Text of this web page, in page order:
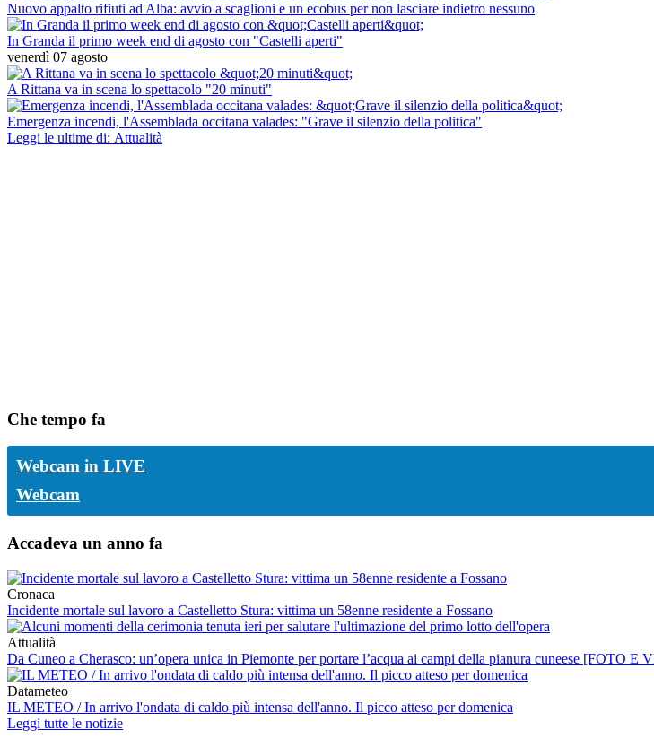
Nuovo appalto rifiuti ad Alba: avvio a scaglioni e un ecobus per non lasciare indietro nessuno
In Granda il primo week end di agosto con "Castelli aperti"
venerdì 07 agosto
A Rittana va in scena lo spettacolo "20 minuti"
Emergenza incendi, l'Assemblada occitana valades: "Grave il silenzio della politica"
Leggi le ultime di: Attualità
Che tempo fa
Webcam in LIVE
Webcam
Accadeva un anno fa
Cronaca
Incidente mortale sul lavoro a Castelletto Stura: vittima un 58enne residente a Fossano
Attualità
Da Cuneo a Cherasco: un’opera unica in Piemonte per portare l’acqua ai campi della pianura cuneese [FOTO E
Datameteo
IL METEO / In arrivo l'ondata di caldo più intensa dell'anno. Il picco atteso per domenica
Leggi tutte le notizie